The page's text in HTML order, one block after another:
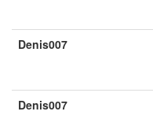
Denis007
Denis007